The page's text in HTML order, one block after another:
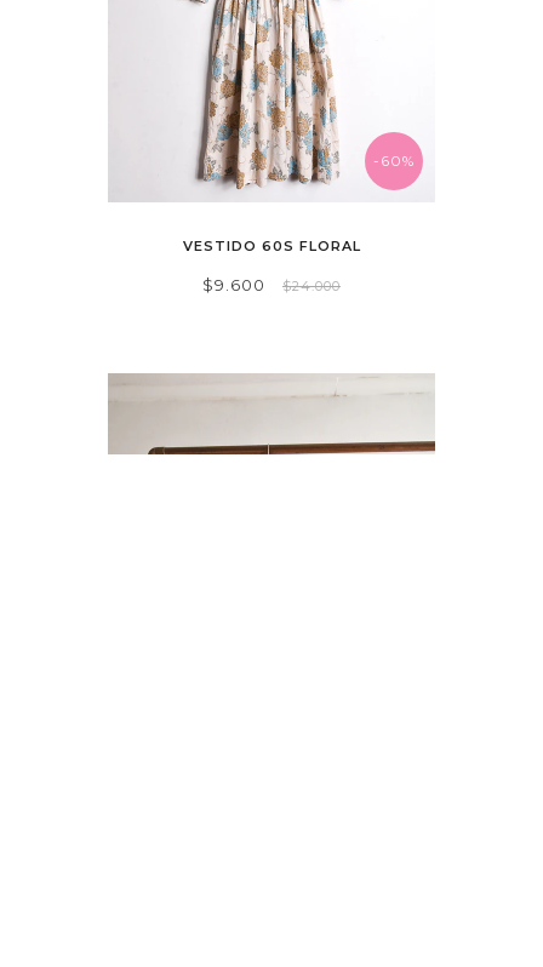
-60%
VESTIDO 60S FLORAL
$9.600 $24.000